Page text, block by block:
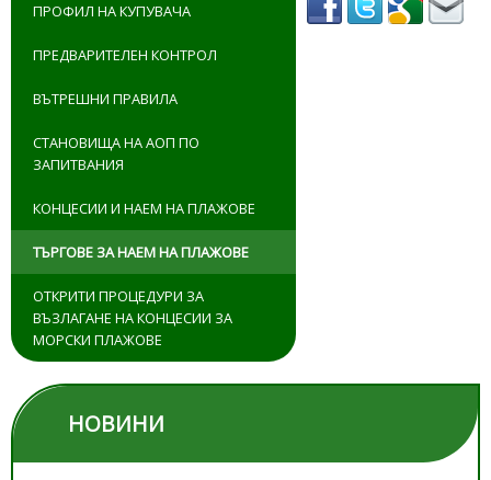
ПРОФИЛ НА КУПУВАЧА
ПРЕДВАРИТЕЛЕН КОНТРОЛ
ВЪТРЕШНИ ПРАВИЛА
СТАНОВИЩА НА АОП ПО
ЗАПИТВАНИЯ
КОНЦЕСИИ И НАЕМ НА ПЛАЖОВЕ
ТЪРГОВЕ ЗА НАЕМ НА ПЛАЖОВЕ
ОТКРИТИ ПРОЦЕДУРИ ЗА
ВЪЗЛАГАНЕ НА КОНЦЕСИИ ЗА
МОРСКИ ПЛАЖОВЕ
НОВИНИ